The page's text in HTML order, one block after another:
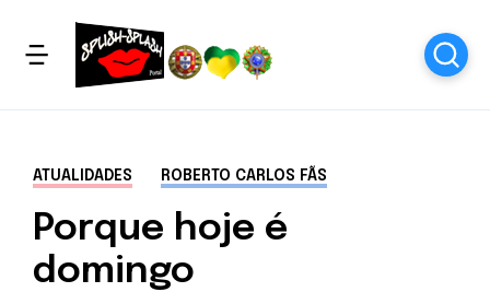
ATUALIDADES ROBERTO CARLOS FÃS
Porque hoje é
domingo